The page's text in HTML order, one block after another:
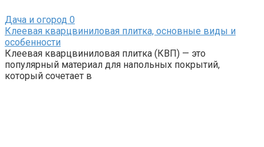
Дача и огород 0
Клеевая кварцвиниловая плитка, основные виды и
особенности
Клеевая кварцвиниловая плитка (КВП) — это
популярный материал для напольных покрытий,
который сочетает в